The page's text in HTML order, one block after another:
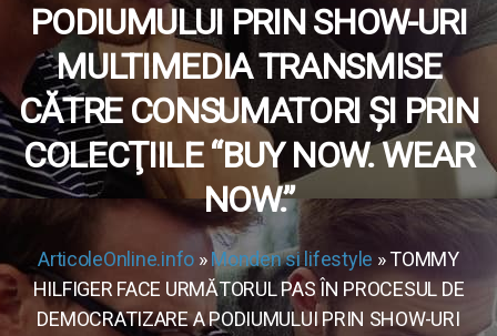
PODIUMULUI PRIN SHOW-URI
MULTIMEDIA TRANSMISE
CĂTRE CONSUMATORI ŞI PRIN
COLECŢIILE “BUY NOW. WEAR
NOW.”
ArticoleOnline.info»Monden si lifestyle » TOMMY
HILFIGER FACE URMĂTORUL PAS ÎN PROCESUL DE
DEMOCRATIZARE A PODIUMULUI PRIN SHOW-URI